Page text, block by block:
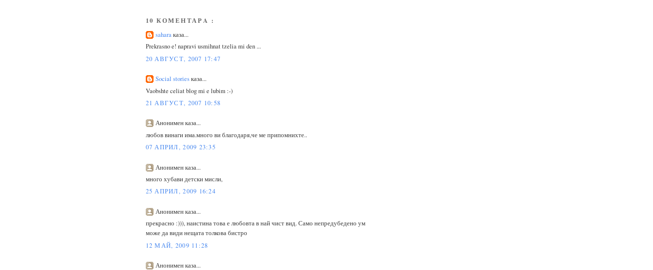
10 КОМЕНТАРA :
saharaказа...
Prekrasno e! napravi usmihnat tzelia mi den ...
20 АВГУСТ, 2007 17:47
Social storiesказа...
Vaobshte celiat blog mi e lubim :-)
21 АВГУСТ, 2007 10:58
Анонимен каза...
любов винаги има.много ви благодаря,че ме припомнихте..
07 АПРИЛ, 2009 23:35
Анонимен каза...
много хубави детски мисли,
25 АПРИЛ, 2009 16:24
Анонимен каза...
прекрасно :))), наистина това е любовта в най чист вид. Само непредубедено ум
може да види нещата толкова бистро
12 МАЙ, 2009 11:28
Анонимен каза...